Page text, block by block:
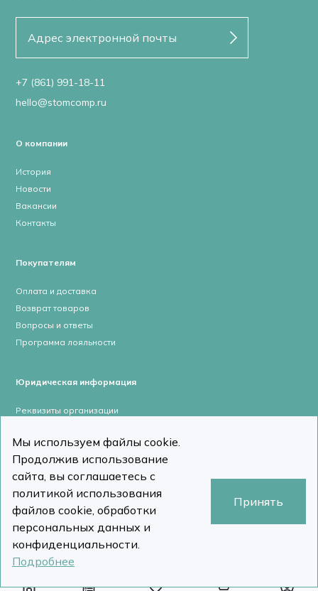
+7 (861) 991-18-11
hello@stomcomp.ru
О компании
История
Новости
Вакансии
Контакты
Покупателям
Оплата и доставка
Возврат товаров
Вопросы и ответы
Программа лояльности
Юридическая информация
Реквизиты организации
Пользовательское соглашение
Политика конфиденциальности
stomcomp.ru © Все права защищены 2026
Мы используем файлы cookie.
Продолжив использование
сайта, вы соглашаетесь с
политикой использования
файлов cookie, обработки
персональных данных и
конфиденциальности.
Подробнее
Принять